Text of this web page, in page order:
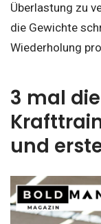
Überlastung zu
die Gewichte
Wiederholung
3 mal
und